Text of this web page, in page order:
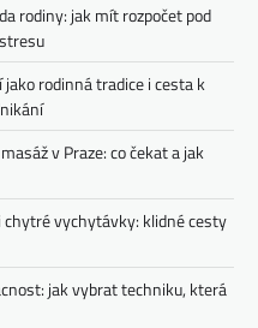
rodiny: jak mít rozpočet pod
jako rodinná tradice i cesta k
v Praze: co čekat a jak
chytré vychytávky: klidné cesty
jak vybrat techniku, která